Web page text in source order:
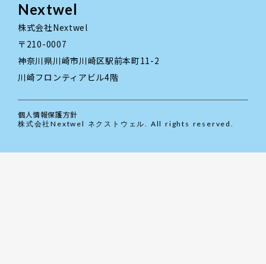
Nextwel
株式会社Nextwel
〒210-0007
神奈川県川崎市川崎区駅前本町11-2
川崎フロンティアビル4階
株式会社Nextwel ネクストウェル. All rights reserved.
個人情報保護方針